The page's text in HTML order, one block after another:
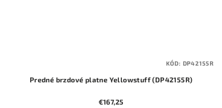
Predné brzdové platne Yellowstuff (DP42155R)
€167,25
KÓD: DP42155R